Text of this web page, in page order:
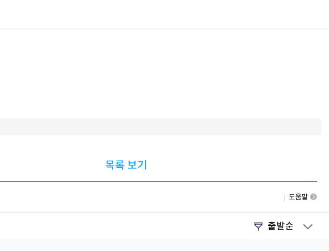
목록 보기
도움말
출발순